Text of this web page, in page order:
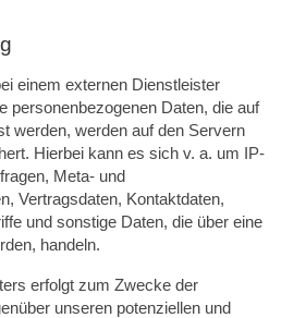
einem externen Dienstleister
personenbezogenen Daten, die auf
werden, werden auf den Servern
Hierbei kann es sich v. a. um IP-
Meta- und
Vertragsdaten, Kontaktdaten,
und sonstige Daten, die über eine
handeln.
erfolgt zum Zwecke der
unseren potenziellen und